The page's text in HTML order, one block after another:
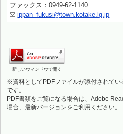
ファックス：0949-62-1140
ippan_fukusi@town.kotake.lg.jp
新しいウィンドウで開く
※資料としてPDFファイルが添付されて
です。
PDF書類をご覧になる場合は、Adobe
場合、最新バージョンをご利用ください。